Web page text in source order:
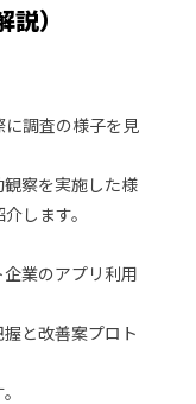
）
調査の様子を見
察を実施した様
します。
業のアプリ利用
と改善案プロト